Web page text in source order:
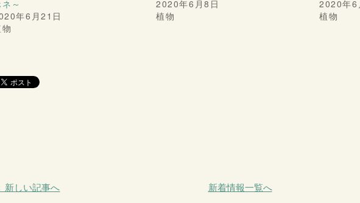
～
年6月21日
2020年6月8日
植物
2020年6
植物
新しい記事へ 新着情報一覧へ